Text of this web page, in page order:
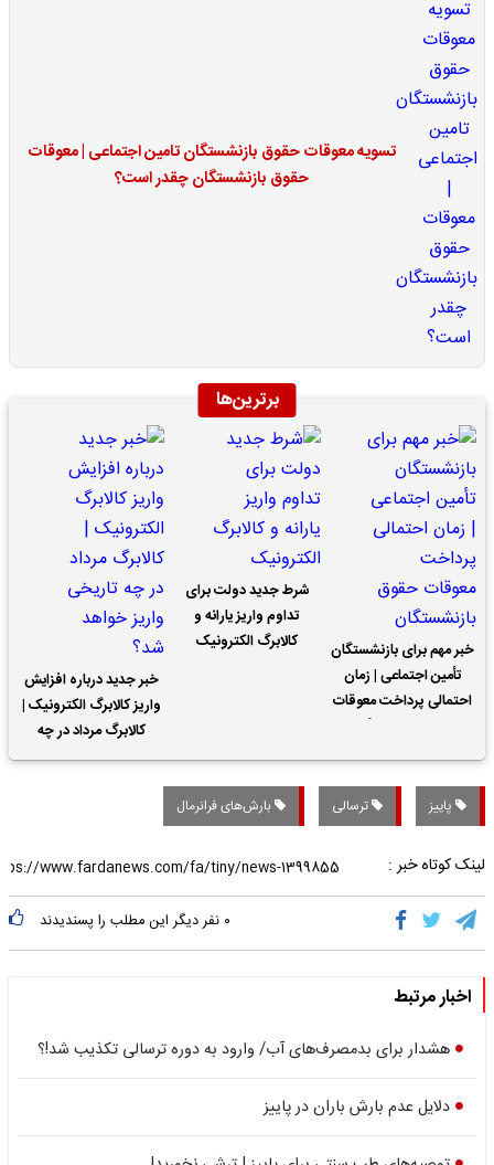
تسویه معوقات حقوق بازنشستگان تامین اجتماعی | معوقات
حقوق بازنشستگان چقدر است؟
برترین‌ها
خبر مهم برای بازنشستگان
تأمین اجتماعی | زمان
احتمالی پرداخت معوقات
شرط جدید دولت برای
تداوم واریز یارانه و
کالابرگ الکترونیک
خبر جدید درباره افزایش
واریز کالابرگ الکترونیک |
کالابرگ مرداد در چه
تاریخی واریز خواهد شد؟
پاییز ترسالی بارش‌های فرانرمال
لینک کوتاه خبر :
۰ نفر دیگر این مطلب را پسندیدند
اخبار مرتبط
هشدار برای بدمصرف‌های آب/ وارود به دوره ترسالی تکذیب شد!؟
دلایل عدم بارش باران در پاییز